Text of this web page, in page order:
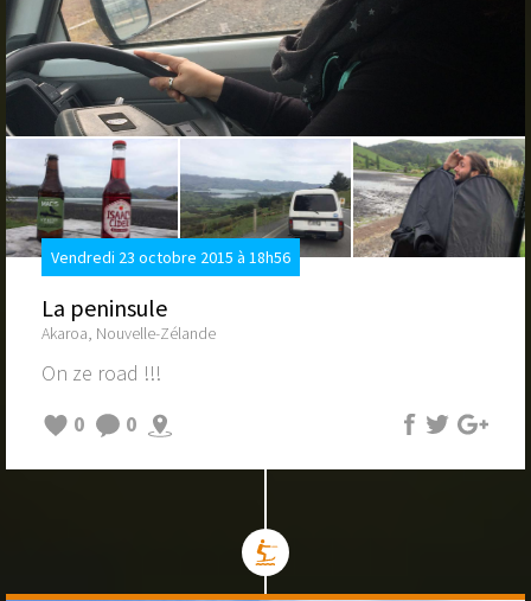
Vendredi 23 octobre 2015 à 18h56
La peninsule
Akaroa, Nouvelle-Zélande
On ze road !!!
0
0